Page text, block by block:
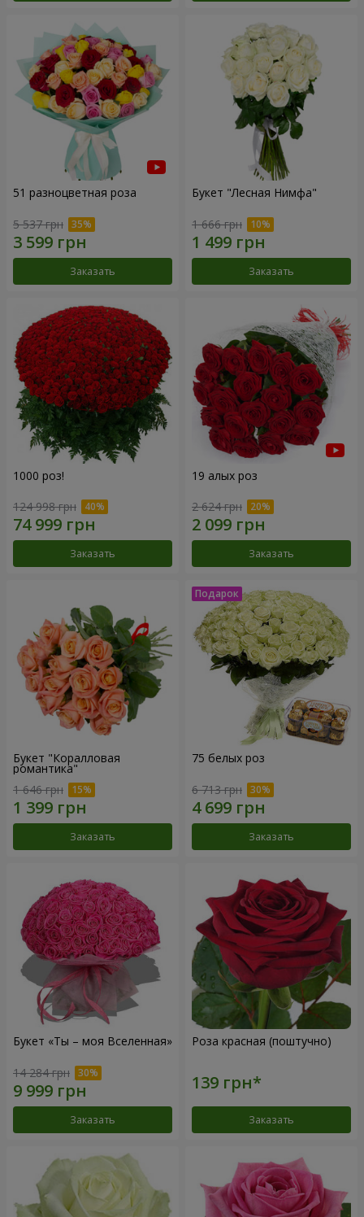
51 разноцветная роза
5 537 грн
Заказать
Букет "Лесная Нимфа"
1 666 грн
Заказать
1000 роз!
124 998 грн
Заказать
19 алых роз
2 624 грн
Заказать
Букет "Коралловая
романтика"
1 646 грн
Заказать
75 белых роз
6 713 грн
Заказать
Букет «Ты – моя Вселенная»
14 284 грн
Заказать
Роза красная (поштучно)
Заказать